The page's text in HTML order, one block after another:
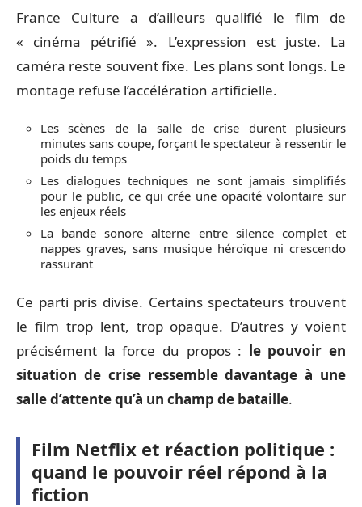
France Culture a d’ailleurs qualifié le film de
« cinéma pétrifié ». L’expression est juste. La
caméra reste souvent fixe. Les plans sont longs. Le
montage refuse l’accélération artificielle.
Les scènes de la salle de crise durent plusieurs
minutes sans coupe, forçant le spectateur à ressentir le
poids du temps
Les dialogues techniques ne sont jamais simplifiés
pour le public, ce qui crée une opacité volontaire sur
les enjeux réels
La bande sonore alterne entre silence complet et
nappes graves, sans musique héroïque ni crescendo
rassurant
Ce parti pris divise. Certains spectateurs trouvent
le film trop lent, trop opaque. D’autres y voient
précisément la force du propos : le pouvoir en
situation de crise ressemble davantage à une
salle d’attente qu’à un champ de bataille.
Film Netflix et réaction politique :
quand le pouvoir réel répond à la
fiction